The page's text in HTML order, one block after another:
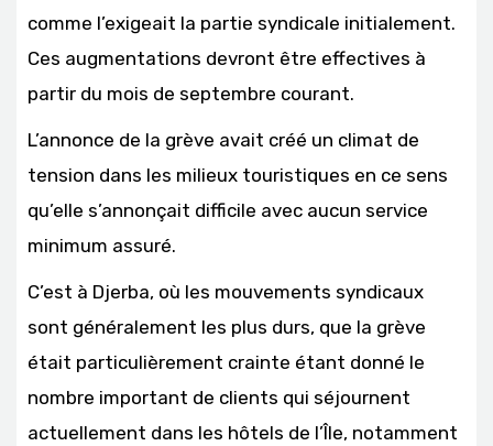
comme l’exigeait la partie syndicale initialement.
Ces augmentations devront être effectives à
partir du mois de septembre courant.
L’annonce de la grève avait créé un climat de
tension dans les milieux touristiques en ce sens
qu’elle s’annonçait difficile avec aucun service
minimum assuré.
C’est à Djerba, où les mouvements syndicaux
sont généralement les plus durs, que la grève
était particulièrement crainte étant donné le
nombre important de clients qui séjournent
actuellement dans les hôtels de l’Île, notamment